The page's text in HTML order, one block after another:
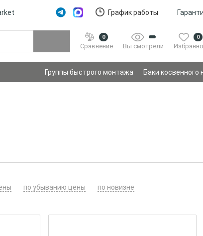
График работы
0
Сравнение Вы смотрели
0
Группы быстрого монтажа Баки косвенного
по убыванию цены по новизне